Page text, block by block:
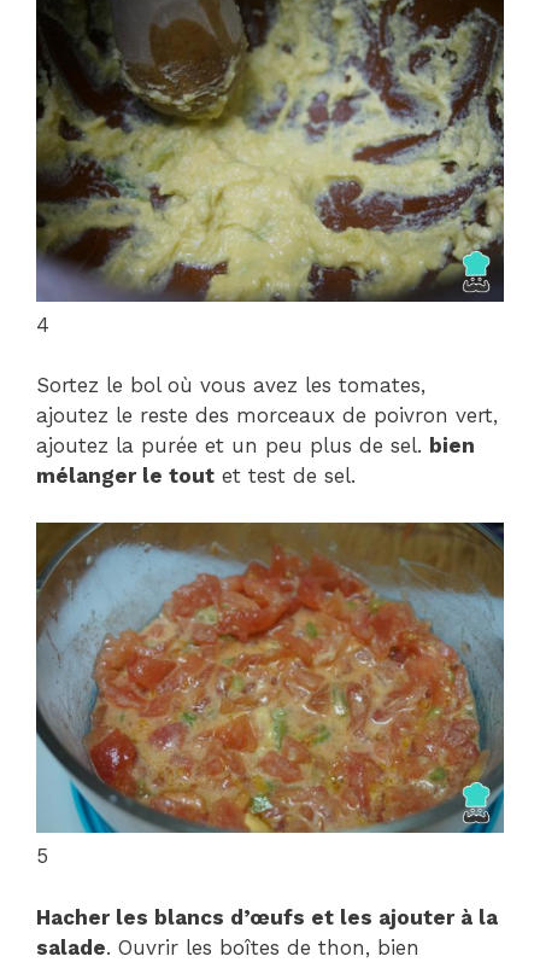
4
Sortez le bol où vous avez les tomates,
ajoutez le reste des morceaux de poivron vert,
ajoutez la purée et un peu plus de sel. bien
mélanger le tout et test de sel.
5
Hacher les blancs d’œufs et les ajouter à la
salade. Ouvrir les boîtes de thon, bien